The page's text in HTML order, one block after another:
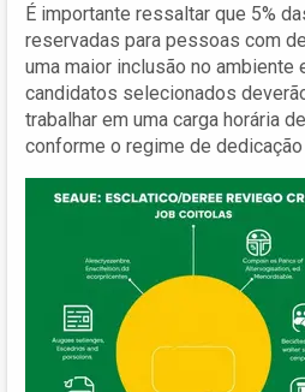
É importante ressaltar que 5%
reservadas para pessoas com
uma maior inclusão no ambiente
candidatos selecionados
trabalhar em uma carga horária
conforme o regime de